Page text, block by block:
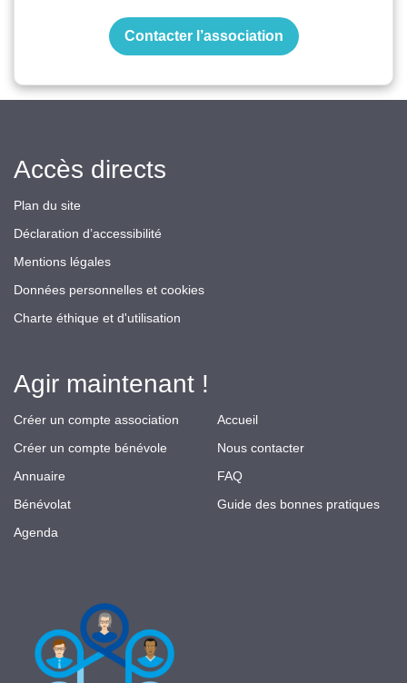
Contacter l’association
Accès directs
Plan du site
Déclaration d’accessibilité
Mentions légales
Données personnelles et cookies
Charte éthique et d'utilisation
Agir maintenant !
Créer un compte association
Créer un compte bénévole
Annuaire
Bénévolat
Agenda
Accueil
Nous contacter
FAQ
Guide des bonnes pratiques